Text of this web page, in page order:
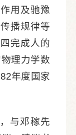
用及驰豫
播规律等
完成人的
理力学数
年度国家
与邓稼先